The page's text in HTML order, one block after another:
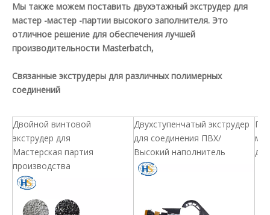
Мы также можем поставить двухэтажный экструдер для
мастер -мастер -партии высокого заполнителя. Это
отличное решение для обеспечения лучшей
производительности Masterbatch,
Связанные экструдеры для различных полимерных
соединений
Двойной винтовой
экструдер для
Мастерская партия
производства
Двухступенчатый экструдер
для соединения ПВХ/
Высокий наполнитель